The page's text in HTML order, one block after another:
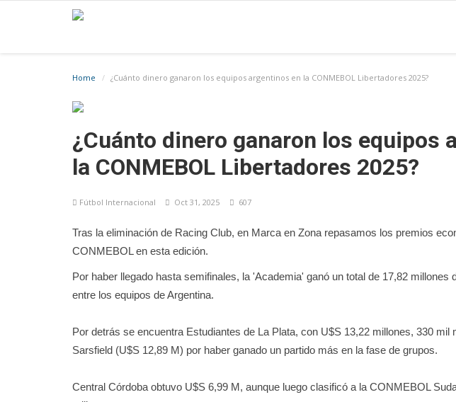
Home ¿Cuánto dinero ganaron los equipos argentinos en la CONMEBOL Libertadores 2025?
¿Cuánto dinero ganaron los equipos
la CONMEBOL Libertadores 2025?
Fútbol Internacional Oct 31, 2025 607
Tras la eliminación de Racing Club, en Marca en Zona repasamos los premios
CONMEBOL en esta edición.
Por haber llegado hasta semifinales, la 'Academia' ganó un total de 17,82 millones
entre los equipos de Argentina.
Por detrás se encuentra Estudiantes de La Plata, con U$S 13,22 millones, 330 mil
Sarsfield (U$S 12,89 M) por haber ganado un partido más en la fase de grupos.
Central Córdoba obtuvo U$S 6,99 M, aunque luego clasificó a la CONMEBOL